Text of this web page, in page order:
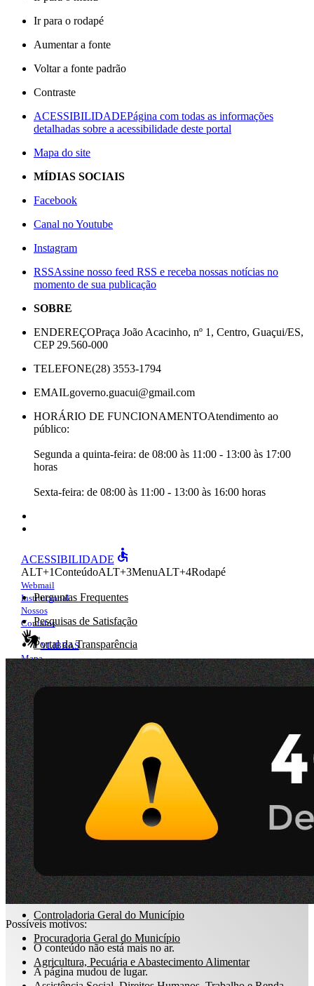
Ir para o rodapé
Aumentar a fonte
Voltar a fonte padrão
Contraste
ACESSIBILIDADEPágina com todas as informações
detalhadas sobre a acessibilidade deste portal
Mapa do site
MÍDIAS SOCIAIS
Facebook
Canal no Youtube
Instagram
RSSAssine nosso feed RSS e receba nossas notícias no
momento de sua publicação
SOBRE
ENDEREÇOPraça João Acacinho, nº 1, Centro, Guaçui/ES,
CEP 29.560-000
TELEFONE(28) 3553-1794
EMAILgoverno.guacui@gmail.com
HORÁRIO DE FUNCIONAMENTOAtendimento ao
público:
Segunda a quinta-feira: de 08:00 às 11:00 - 13:00 às 17:00
horas
Sexta-feira: de 08:00 às 11:00 - 13:00 às 16:00 horas
ACESSIBILIDADE accessible
ALT+1ConteúdoALT+3MenuALT+4Rodapé
Webmail
Institucional
Nossos
Contatos
VLIBRAS
Mapa
do site
Dados
abertos
ARQUIVO XML
RSS
Perguntas
frequentes
Perguntas Frequentes
Pesquisas de Satisfação
Portal da Transparência
e-Ouv
e-Sic
Acompanhamento de Obras Públicas
Emissão Nota Fiscal de Serviços Eletrônica
Boletim Meteorológico
Mapa Meteorológico
Feriados e Pontos Facultativos
Estrutura Administrativa
Competências
Prefeitura Municipal
Controladoria Geral do Município
Procuradoria Geral do Município
Agricultura, Pecuária e Abastecimento Alimentar
Possíveis motivos:
O conteúdo não está mais no ar.
A página mudou de lugar.